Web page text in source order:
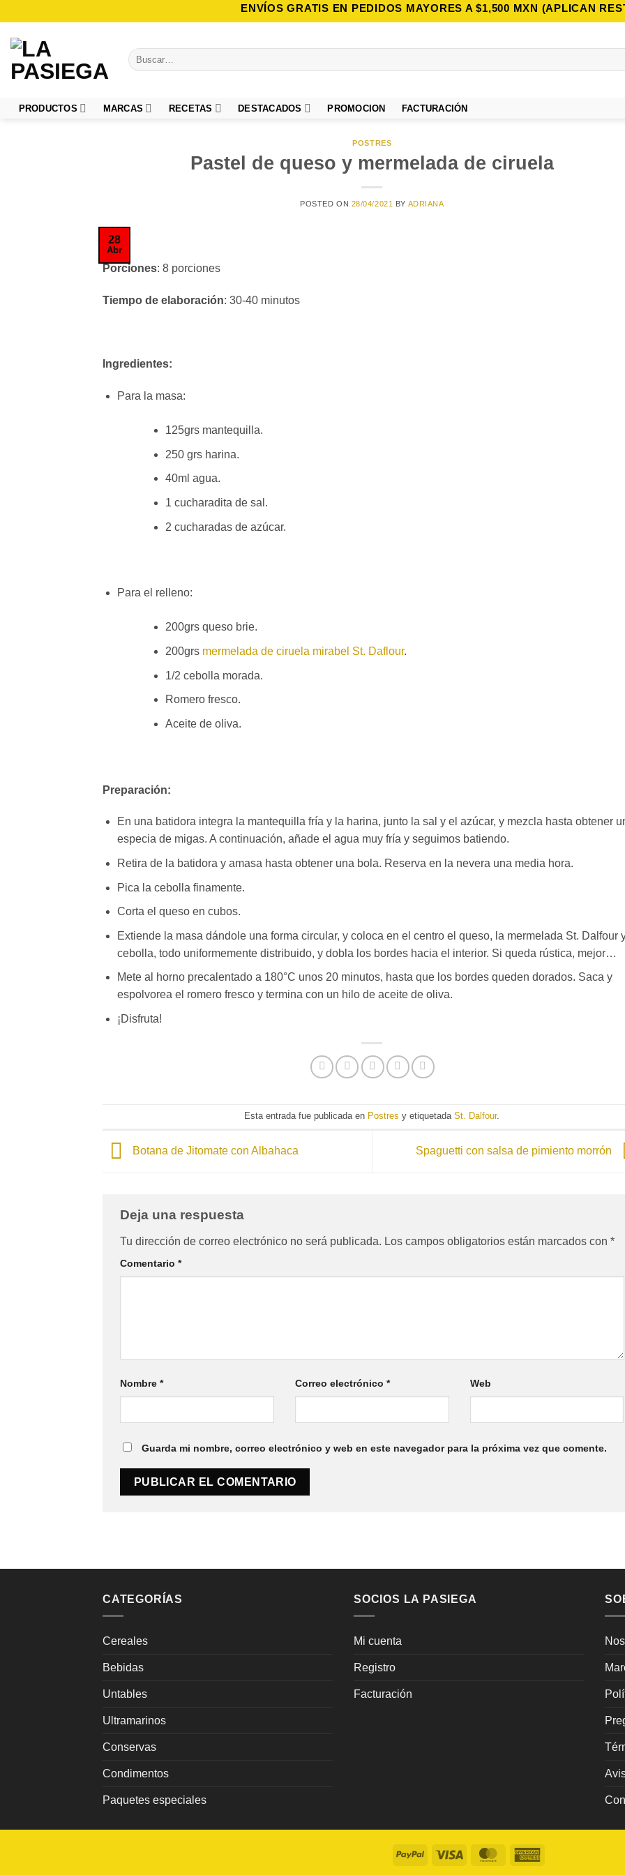
al
contenido
ENVÍOS GRATIS EN PEDIDOS MAYORES A $1,500 MXN (APLICAN
Buscar
por:
PRODUCTOS MARCAS RECETAS DESTACADOS PROMOCION FACTURACIÓN
POSTRES
Pastel de queso y mermelada de ciruela
POSTED ON 28/04/2021 BY ADRIANA
28
Abr
Porciones: 8 porciones
Tiempo de elaboración: 30-40 minutos
Ingredientes:
Para la masa:
125grs mantequilla.
250 grs harina.
40ml agua.
1 cucharadita de sal.
2 cucharadas de azúcar.
Para el relleno:
200grs queso brie.
200grs mermelada de ciruela mirabel St. Daflour.
1/2 cebolla morada.
Romero fresco.
Aceite de oliva.
Preparación:
En una batidora integra la mantequilla fría y la harina, junto la sal y el azúcar, y mezcla hasta obtener
especia de migas. A continuación, añade el agua muy fría y seguimos batiendo.
Retira de la batidora y amasa hasta obtener una bola. Reserva en la nevera una media hora.
Pica la cebolla finamente.
Corta el queso en cubos.
Extiende la masa dándole una forma circular, y coloca en el centro el queso, la mermelada St. Dalfour
cebolla, todo uniformemente distribuido, y dobla los bordes hacia el interior. Si queda rústica, mejor…
Mete al horno precalentado a 180°C unos 20 minutos, hasta que los bordes queden dorados. Saca y
espolvorea el romero fresco y termina con un hilo de aceite de oliva.
¡Disfruta!
Esta entrada fue publicada en Postres y etiquetadaSt. Dalfour.
Botana de Jitomate con Albahaca Spaguetti con salsa de pimiento morrón
Deja una respuesta
Tu dirección de correo electrónico no será publicada. Los campos obligatorios están marcados con *
Comentario *
Nombre * Correo electrónico * Web
Guarda mi nombre, correo electrónico y web en este navegador para la próxima vez que comente.
CATEGORÍAS
Cereales
Bebidas
Untables
Ultramarinos
Conservas
Condimentos
Paquetes especiales
SOCIOS LA PASIEGA
Mi cuenta
Registro
Facturación
PayPal Visa MasterCard